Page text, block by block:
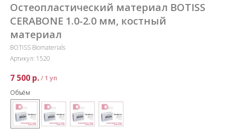
Остеопластический материал BOTISS
CERABONE 1.0-2.0 мм, костный
материал
BOTISS Biomaterials
Артикул: 1520
7 500 р./1 уп
Объём